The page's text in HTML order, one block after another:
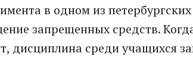
в одном из
запрещенных средств.
дисциплина среди учащихся